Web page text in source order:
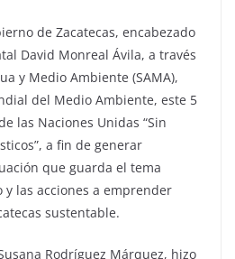
de Zacatecas, encabezado
David Monreal Ávila, a través
y Medio Ambiente (SAMA),
del Medio Ambiente, este 5
las Naciones Unidas “Sin
a fin de generar
que guarda el tema
las acciones a emprender
sustentable.
Rodríguez Márquez, hizo